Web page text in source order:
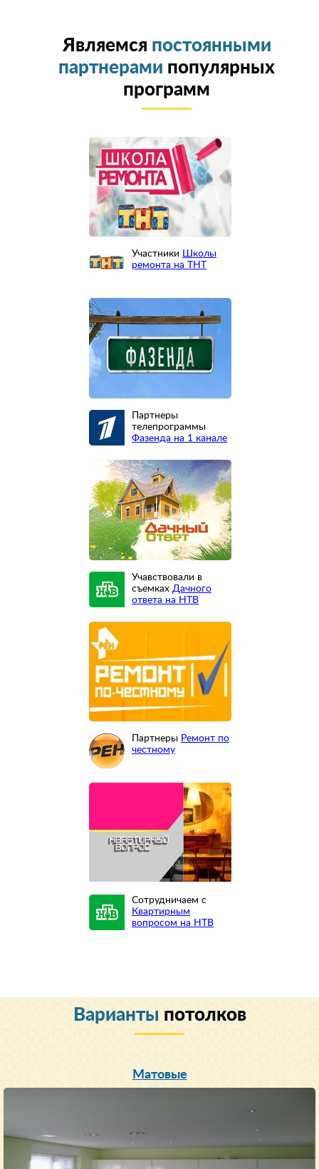
Являемся постоянными
партнерами популярных
программ
Участники Школы
ремонта на ТНТ
Партнеры
телепрограммы
Фазенда на 1 канале
Учавствовали в
съемках Дачного
ответа на НТВ
Партнеры Ремонт по
честному
Сотрудничаем с
Квартирным
вопросом на НТВ
Варианты потолков
Матовые